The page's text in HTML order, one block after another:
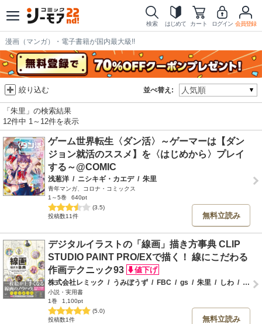
検索 はじめて カート ログイン 会員登録
漫画（マンガ）・電子書籍が国内最大級!!
並べ替え:
絞り込む
「朱里」の検索結果
12件中 1～12件を表示
ゲーム世界転生〈ダン活〉～ゲーマーは【ダン
ジョン就活のススメ】を〈はじめから〉プレイ
する～@COMIC
浅葱洋 / ニシキギ・カエデ / 朱里
青年マンガ、コロナ・コミックス
1～5巻
640pt
(3.5)
投稿数11件
無料立読み
デジタルイラストの「線画」描き方事典 CLIP
STUDIO PAINT PRO/EXで描く！ 線にこだわる
作画テクニック93
株式会社レミック / うみぼうず / FBC / gs / 朱里 / しわ /
小説・実用書
1巻
1,100pt
(5.0)
投稿数1件
無料立読み